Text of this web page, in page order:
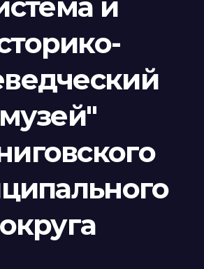
музей"
округа